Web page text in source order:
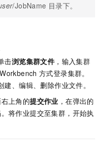
/JobName 目录下。
击浏览集群文件 ，输入集群
Workbench 方式登录集群。
、编辑、删除作业文件。
上角的提交作业 ，在弹出的
将作业提交至集群，开始执